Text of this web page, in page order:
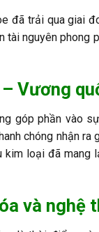
đã trải qua giai
tài nguyên
Vương
góp phần vào
chóng nhận
loại đã mang
và nghệ